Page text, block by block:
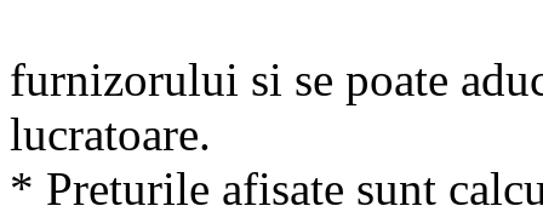
furnizorului si se poate
lucratoare.
* Preturile afisate sunt